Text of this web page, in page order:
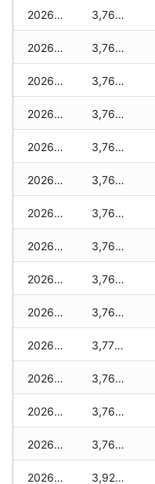
2026-02-25 3,760 zł
2026-02-24 3,760 zł
2026-02-23 3,760 zł
2026-02-22 3,760 zł
2026-02-21 3,760 zł
2026-02-20 3,760 zł
2026-02-19 3,760 zł
2026-02-18 3,760 zł
2026-02-17 3,760 zł
2026-02-16 3,760 zł
2026-02-15 3,770 zł
2026-02-14 3,760 zł
2026-02-13 3,760 zł
2026-02-12 3,760 zł
2026-02-11 3,920 zł